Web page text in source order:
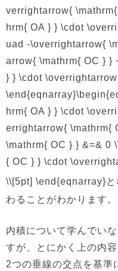
verrightarrow{
hrm{ OA } } \cdot
uad -\overrightarrow{
arrow{ \mathrm{ OC } }
} } \cdot
hrm{ OA } } \cdot
errightarrow{ \mathrm{
\mathrm{ OC } } &=& 0
{ OC } } \cdot
\\[5pt] \end{eqnarray}と
わることがわかります。
内積について学んでい
すが、とにかく上の内
2つの垂線の交点を基準